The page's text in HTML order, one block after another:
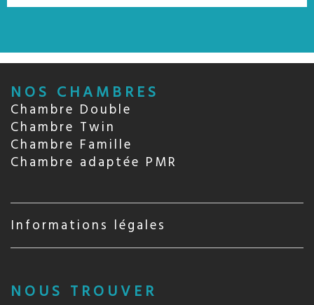
NOS CHAMBRES
Chambre Double
Chambre Twin
Chambre Famille
Chambre adaptée PMR
Informations légales
NOUS TROUVER